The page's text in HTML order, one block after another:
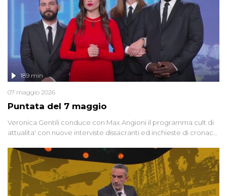
Puntata del 7 maggio
189 min
07 maggio 2026
Veronica Gentili conduce con Max Angioni il programma cult di
attualita' con nuove interviste dissacranti ed inchieste di cronaca